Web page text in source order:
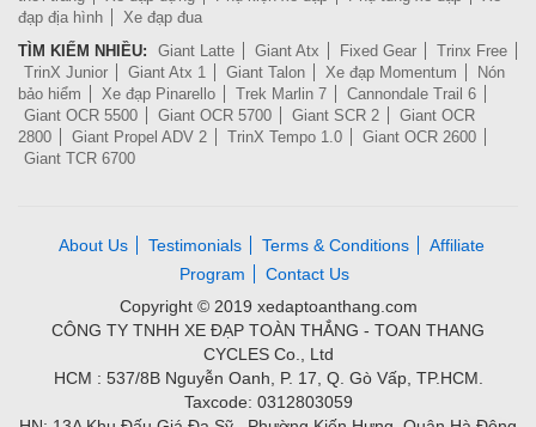
đạp địa hình
Xe đạp đua
TÌM KIẾM NHIỀU:
Giant Latte Giant Atx Fixed Gear
Trinx Free
TrinX Junior
Giant Atx 1 Giant Talon Xe đạp Momentum
Nón
bảo hiểm
Xe đạp Pinarello Trek Marlin 7
Cannondale Trail 6
Giant OCR 5500
Giant OCR 5700 Giant SCR 2
Giant OCR
2800
Giant Propel ADV 2 TrinX Tempo 1.0
Giant OCR 2600
Giant TCR 6700
About Us Testimonials Terms & Conditions
Affiliate
Program
Contact Us
Copyright © 2019 xedaptoanthang.com
CÔNG TY TNHH XE ĐẠP TOÀN THẮNG - TOAN THANG
CYCLES Co., Ltd
HCM : 537/8B Nguyễn Oanh, P. 17, Q. Gò Vấp, TP.HCM.
Taxcode: 0312803059